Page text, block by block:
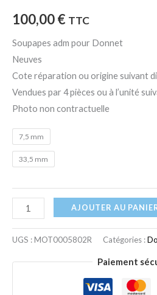
100,00€ TTC
Soupapes adm pour Donnet
Neuves
Cote réparation ou origine suivant
Vendues par 4 pièces ou à l’unité
Photo non contractuelle
7,5 mm
33,5 mm
AJOUTER AU
UGS :MOT0005802R Catégories :
Paiement